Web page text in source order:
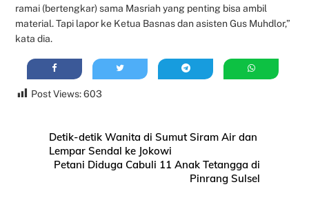
ramai (bertengkar) sama Masriah yang penting bisa ambil
material. Tapi lapor ke Ketua Basnas dan asisten Gus Muhdlor,”
kata dia.
Post Views: 603
Detik-detik Wanita di Sumut Siram Air dan
Lempar Sendal ke Jokowi
Petani Diduga Cabuli 11 Anak Tetangga di
Pinrang Sulsel